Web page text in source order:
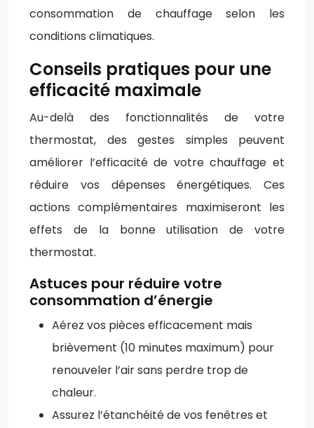
consommation de chauffage selon les
conditions climatiques.
Conseils pratiques pour une
efficacité maximale
Au-delà des fonctionnalités de votre
thermostat, des gestes simples peuvent
améliorer l’efficacité de votre chauffage et
réduire vos dépenses énergétiques. Ces
actions complémentaires maximiseront les
effets de la bonne utilisation de votre
thermostat.
Astuces pour réduire votre
consommation d’énergie
Aérez vos pièces efficacement mais
brièvement (10 minutes maximum) pour
renouveler l’air sans perdre trop de
chaleur.
Assurez l’étanchéité de vos fenêtres et